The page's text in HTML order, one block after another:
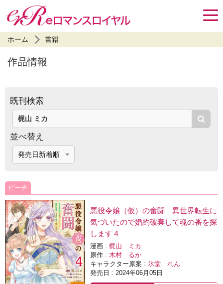
ホーム 書籍
作品情報
既刊検索
並べ替え
ピーチ
悪役令嬢（仮）の奮闘 異世界転生に
気づいたので婚約破棄して魂の番を探
します４
漫画 :梶山 ミカ
原作 : 木村 るか
キャラクター原案 : 氷堂 れん
発売日 : 2024年06月05日